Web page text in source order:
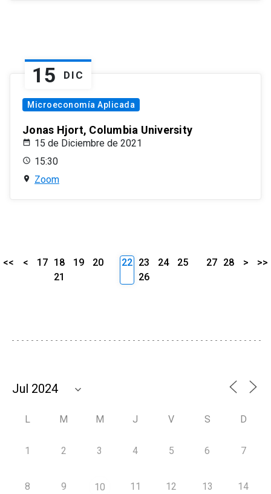
15 DIC
Microeconomía Aplicada
Jonas Hjort, Columbia University
15 de Diciembre de 2021
15:30
Zoom
<< < 17 18 19
20
21
22 23 24
25
26
27 28 > >>
L M M J V S D
1 2 3 4 5 6 7
8 9 10 11 12 13 14